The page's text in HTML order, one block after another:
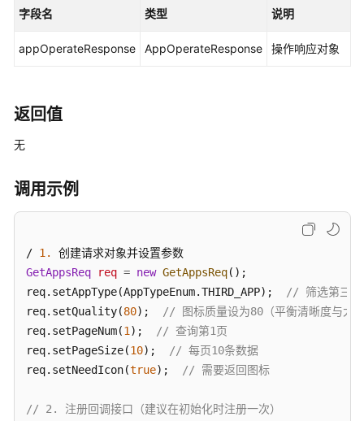
入
指
南
发
指
API
参
考
SDK
参
KooPhone
字段名 类型 说明
appOperateResponse AppOperateResponse 操作响应对象
返回值
无
调用示例
/ 1.
GetAppsReq
req = new GetAppsReq();
req.setAppType(AppTypeEnum.THIRD_APP);
// 筛选第三
req.setQuality(80);
// 图标质量设为80（平衡清晰度与大
req.setPageNum(1 );
// 查询第1页
req.setPageSize(10);
// 每页10条数据
req.setNeedIcon(true); // 需要返回图标
// 2. 注册回调接口（建议在初始化时注册一次）